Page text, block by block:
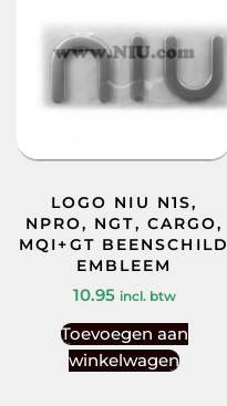
LOGO NIU N1S,
NPRO, NGT, CARGO,
MQI+GT BEENSCHILD
EMBLEEM
10.95 incl. btw
Toevoegen aan
winkelwagen